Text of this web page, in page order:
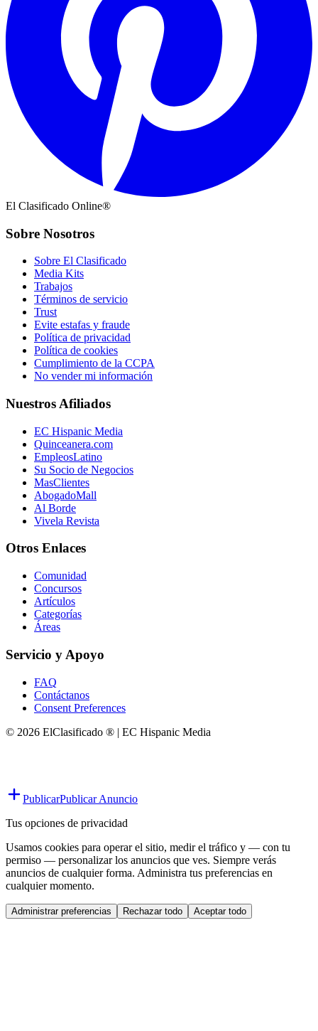
El Clasificado Online®
Sobre Nosotros
Sobre El Clasificado
Media Kits
Trabajos
Términos de servicio
Trust
Evite estafas y fraude
Política de privacidad
Política de cookies
Cumplimiento de la CCPA
No vender mi información
Nuestros Afiliados
EC Hispanic Media
Quinceanera.com
EmpleosLatino
Su Socio de Negocios
MasClientes
AbogadoMall
Al Borde
Vivela Revista
Otros Enlaces
Comunidad
Concursos
Artículos
Categorías
Áreas
Servicio y Apoyo
FAQ
Contáctanos
Consent Preferences
© 2026 ElClasificado ® | EC Hispanic Media
PublicarPublicar Anuncio
Tus opciones de privacidad
Usamos cookies para operar el sitio, medir el tráfico y — con tu
permiso — personalizar los anuncios que ves. Siempre verás
anuncios de cualquier forma. Administra tus preferencias en
cualquier momento.
Administrar preferencias Rechazar todo Aceptar todo